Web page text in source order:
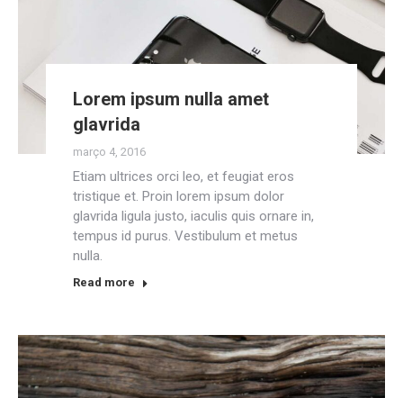
Lorem ipsum nulla amet
glavrida
março 4, 2016
Etiam ultrices orci leo, et feugiat eros
tristique et. Proin lorem ipsum dolor
glavrida ligula justo, iaculis quis ornare in,
tempus id purus. Vestibulum et metus
nulla.
Read more